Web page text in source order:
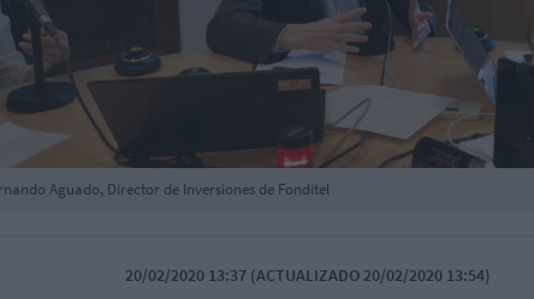
Aguado, Director de Inversiones de Fonditel
20/02/2020 13:37 (ACTUALIZADO 20/02/2020 13:54)